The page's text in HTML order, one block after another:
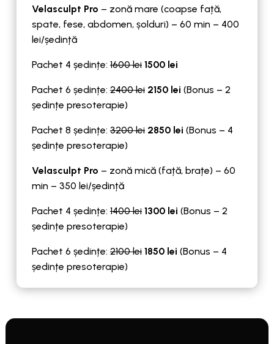
Velasculpt Pro – zonă mare (coapse față,
spate, fese, abdomen, șolduri) – 60 min – 400
lei/ședință
Pachet 4 ședințe:1600 lei 1500 lei
Pachet 6 ședințe:2400 lei 2150 lei (Bonus – 2
ședințe presoterapie)
Pachet 8 ședințe:3200 lei 2850 lei (Bonus – 4
ședințe presoterapie)
Velasculpt Pro – zonă mică (față, brațe) – 60
min – 350 lei/ședință
Pachet 4 ședințe:1400 lei 1300 lei (Bonus – 2
ședințe presoterapie)
Pachet 6 ședințe:2100 lei 1850 lei (Bonus – 4
ședințe presoterapie)